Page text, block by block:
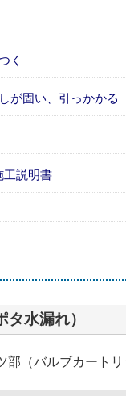
く
が固い、引っかかる
工説明書
水漏れ）
部（バルブカート